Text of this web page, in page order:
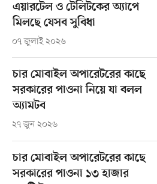
এয়ারটেল ও টেলিটকের অ্যাপে
মিলছে যেসব সুবিধা
০৭ জুলাই ২০২৬
চার মোবাইল অপারেটরের কাছে
সরকারের পাওনা নিয়ে যা বলল
অ্যামটব
২৭ জুন ২০২৬
চার মোবাইল অপারেটরের কাছে
সরকারের পাওনা ১৩ হাজার